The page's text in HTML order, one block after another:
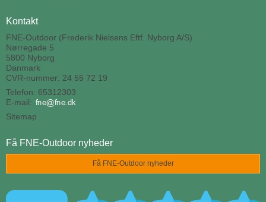
Kontakt
FNE-Outdoor (Frederik Nielsens Eftf. Nyborg A/S)
Nørregade 5
5800 Nyborg
Danmark
CVR-nummer: 24 55 72 19
Telefon: 65312303
E-mail:
Sitemap
Få FNE-Outdoor nyheder
Få FNE-Outdoor nyheder